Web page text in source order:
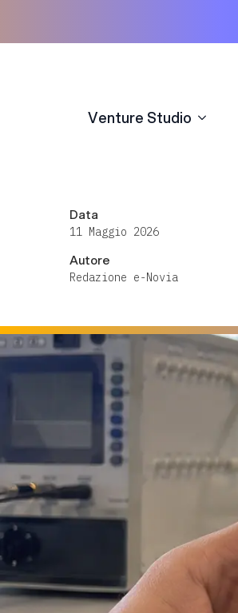
Venture Studio
Data
11 Maggio 2026
Autore
Redazione e-Novia